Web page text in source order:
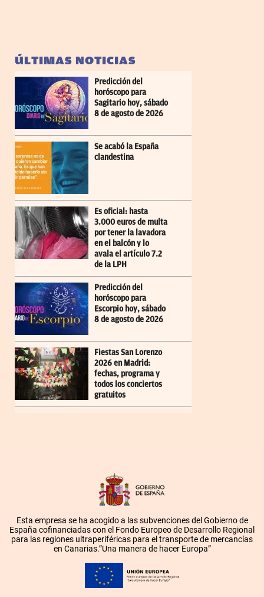
ÚLTIMAS NOTICIAS
Predicción del
horóscopo para
Sagitario hoy, sábado
8 de agosto de 2026
Se acabó la España
clandestina
Es oficial: hasta
3.000 euros de multa
por tener la lavadora
en el balcón y lo
avala el artículo 7.2
de la LPH
Predicción del
horóscopo para
Escorpio hoy, sábado
8 de agosto de 2026
Fiestas San Lorenzo
2026 en Madrid:
fechas, programa y
todos los conciertos
gratuitos
Esta empresa se ha acogido a las subvenciones del Gobierno de
España cofinanciadas con el Fondo Europeo de Desarrollo Regional
para las regiones ultraperiféricas para el transporte de mercancías
en Canarias.”Una manera de hacer Europa”